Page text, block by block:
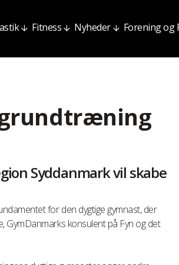
Fitness Nyheder Forening og
Syddanmark vil skabe
for den dygtige gymnast, der
GymDanmarks konsulent på Fyn og det